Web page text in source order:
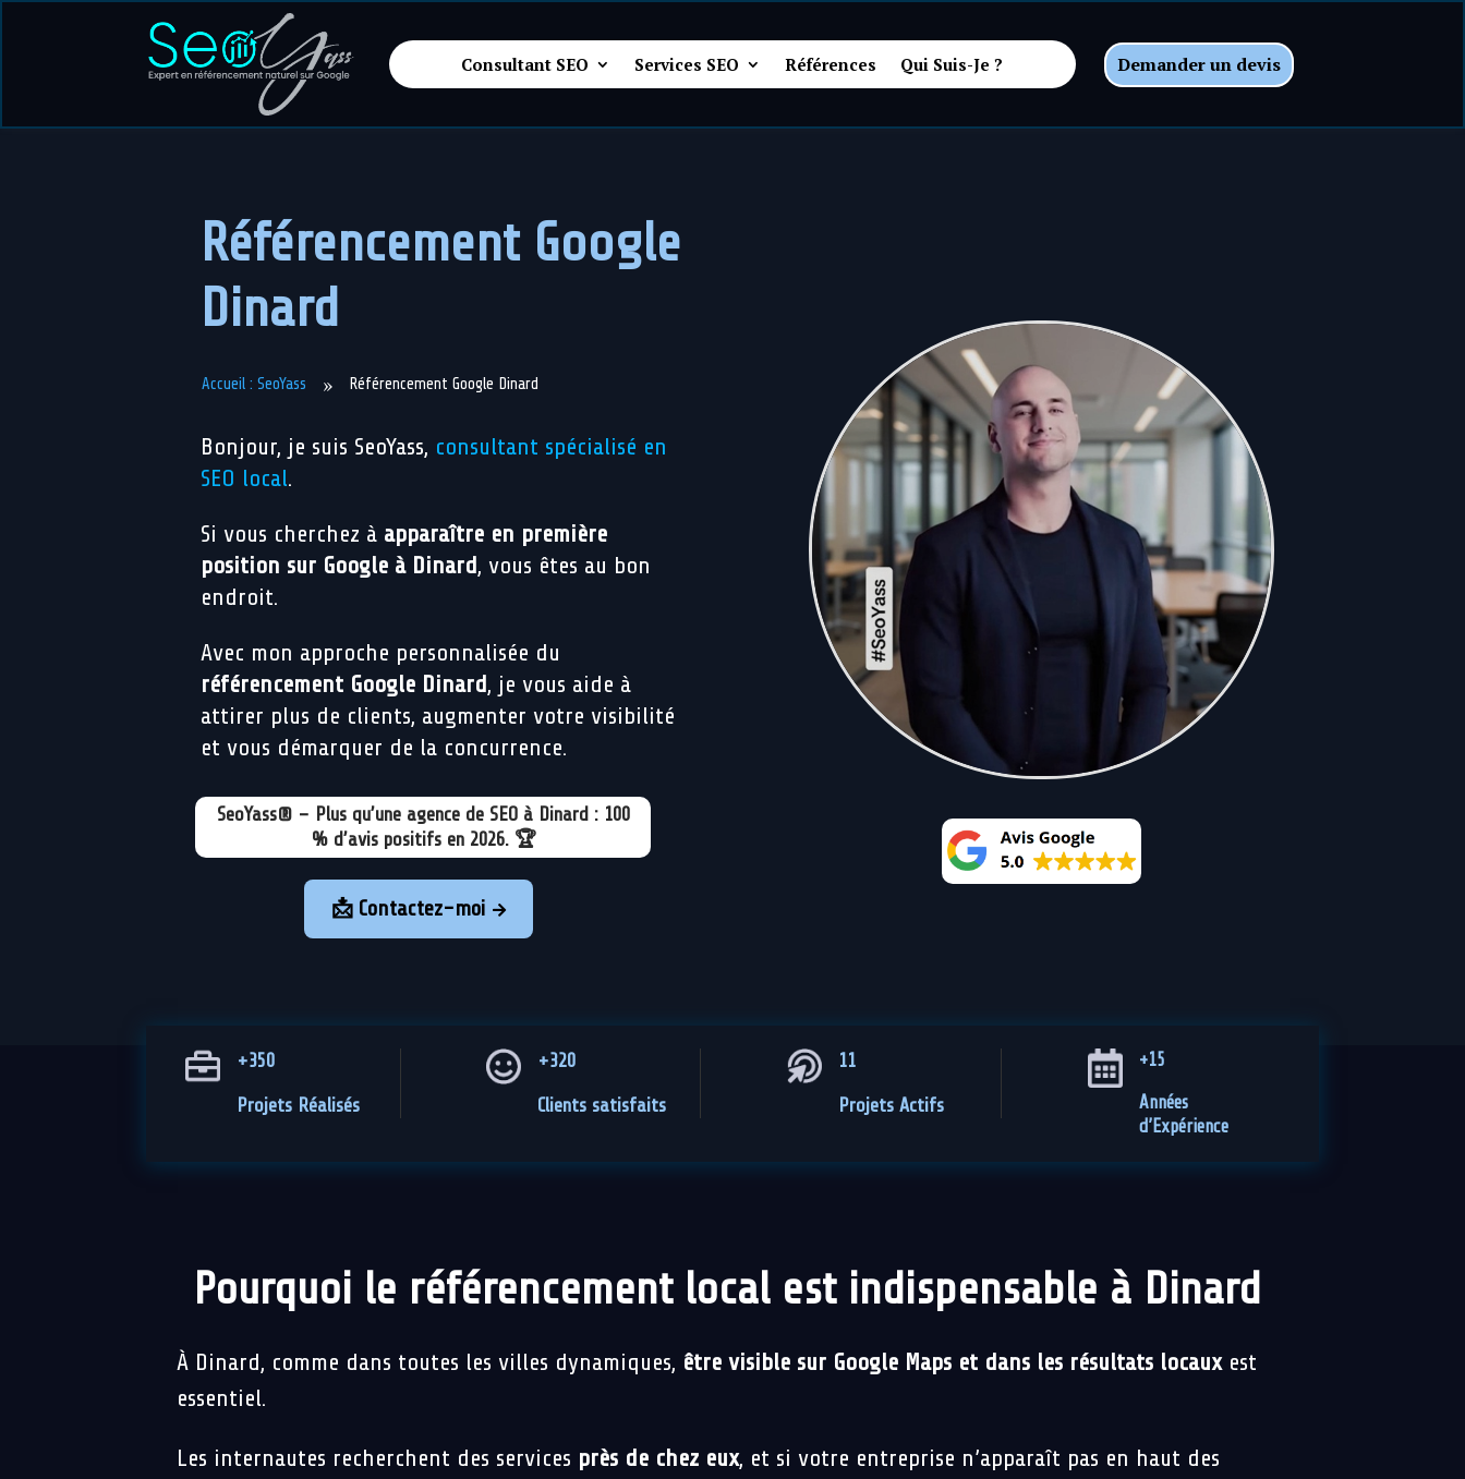
Consultant SEO Services SEO Références Qui Suis-Je ? Demander un devis
Référencement Google
Dinard
Accueil : SeoYass » Référencement Google Dinard
Bonjour, je suis SeoYass, consultant spécialisé en
SEO local.
Si vous cherchez à apparaître en première
position sur Google à Dinard , vous êtes au bon
endroit.
Avec mon approche personnalisée du
référencement Google Dinard , je vous aide à
attirer plus de clients, augmenter votre visibilité
et vous démarquer de la concurrence.
SeoYass® – Plus qu’une agence de SEO à Dinard : 100
% d’avis positifs en 2026. 🏆
📩 Contactez-moi 
+350
Projets Réalisés
+320
Clients satisfaits
11
Projets Actifs
+15
Années
d’Expérience
Pourquoi le référencement local est indispensable à Dinard
À Dinard, comme dans toutes les villes dynamiques, être visible sur Google Maps et dans les résultats locauxest
essentiel.
Les internautes recherchent des services près de chez eux, et si votre entreprise n’apparaît pas en haut des